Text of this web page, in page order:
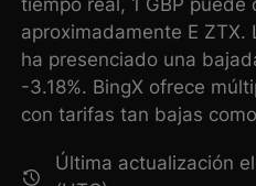
tiempo real, 1 GBP puede
aproximadamente E ZTX.
ha presenciado una
-3.18%. BingX ofrece
con tarifas tan bajas
Última actualización